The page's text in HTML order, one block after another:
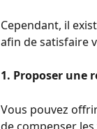
Cependant, il
afin de satisfaire
1. Proposer une
Vous pouvez